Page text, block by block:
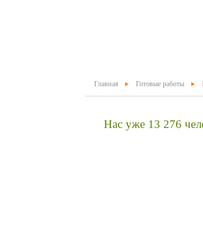
Главная Готовые работы
Нас уже 13 276